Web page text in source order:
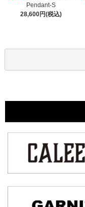
Pendant-S
28,600円(税込)